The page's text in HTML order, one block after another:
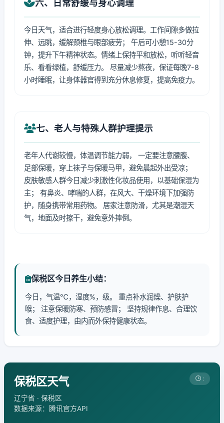
六、日常舒缓与身心调理
今日天气，适合进行轻度身心放松调理。工作间隙多做拉
伸、远眺，缓解颈椎与眼部疲劳； 午后可小憩15-30分
钟，提升下午精神状态。情绪上保持平和放松，听听轻音
乐、看看绿植，舒缓压力。 尽量减少熬夜，保证每晚7-8
小时睡眠，让身体器官得到充分休息修复，提高免疫力。
七、老人与特殊人群护理提示
老年人代谢较慢，体温调节能力弱， 一定要注意腰腹、
足部保暖，穿上袜子与保暖马甲，避免晨起外出受凉；
皮肤敏感人群今日减少刺激性化妆品使用，以基础保湿为
主； 有鼻炎、哮喘的人群，在风大、干燥环境下加强防
护，随身携带常用药物。 居家注意防滑，尤其是潮湿天
气，地面及时擦干，避免意外摔倒。
保税区今日养生小结：
今日，气温℃，湿度%，级。 重点补水润燥、护肤护
喉； 注意保暖防寒、预防感冒； 坚持规律作息、合理饮
食、适度护理，由内而外保持健康状态。
保税区天气
辽宁省 · 保税区
数据来源：腾讯官方API
: